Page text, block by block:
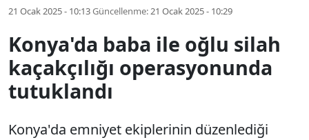
21 Ocak 2025 - 10:13Güncellenme:21 Ocak 2025 - 10:29
Konya'da baba ile oğlu silah
kaçakçılığı operasyonunda
tutuklandı
Konya'da emniyet ekiplerinin düzenlediği